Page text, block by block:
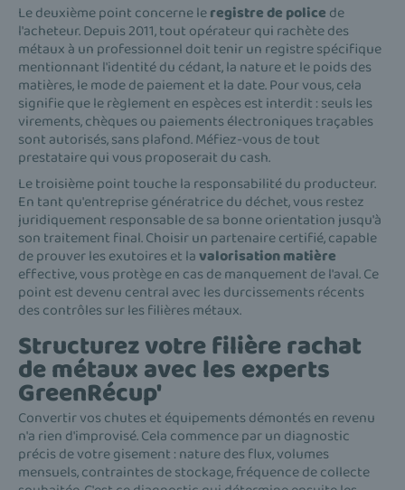
Le deuxième point concerne leregistre de police de
l'acheteur. Depuis 2011, tout opérateur qui rachète des
métaux à un professionnel doit tenir un registre spécifique
mentionnant l'identité du cédant, la nature et le poids des
matières, le mode de paiement et la date. Pour vous, cela
signifie que le règlement en espèces est interdit : seuls les
virements, chèques ou paiements électroniques traçables
sont autorisés, sans plafond. Méfiez-vous de tout
prestataire qui vous proposerait du cash.
Le troisième point touche la responsabilité du producteur.
En tant qu'entreprise génératrice du déchet, vous restez
juridiquement responsable de sa bonne orientation jusqu'à
son traitement final. Choisir un partenaire certifié, capable
de prouver les exutoires et lavalorisation matière
effective, vous protège en cas de manquement de l'aval. Ce
point est devenu central avec les durcissements récents
des contrôles sur les filières métaux.
Structurez votre filière rachat
de métaux avec les experts
GreenRécup'
Convertir vos chutes et équipements démontés en revenu
n'a rien d'improvisé. Cela commence par un diagnostic
précis de votre gisement : nature des flux, volumes
mensuels, contraintes de stockage, fréquence de collecte